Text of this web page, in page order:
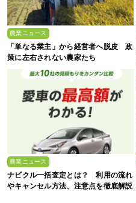
農業ニュース
「単なる業主」から経営者へ脱皮 政
策に左右されない農家たち
農業ニュース
ナビクル一括査定とは？ 利用の流れ
やキャンセル方法、注意点を徹底解説